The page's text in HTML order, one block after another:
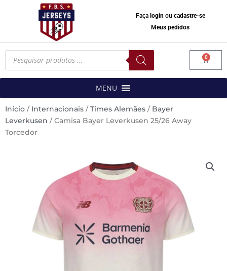
Faça loginou cadastre-se
Meus pedidos
Pesquisar
produtos 0
MENU
Início / Internacionais /Times Alemães / Bayer
Leverkusen / Camisa Bayer Leverkusen 25/26 Away
Torcedor